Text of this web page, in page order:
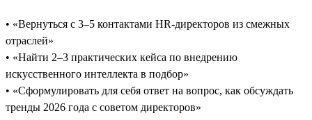
• «Вернуться с 3–5 контактами HR-директоров из смежных
отраслей»
• «Найти 2–3 практических кейса по внедрению
искусственного интеллекта в подбор»
• «Сформулировать для себя ответ на вопрос, как обсуждать
тренды 2026 года с советом директоров»